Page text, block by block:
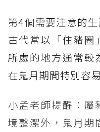
第4個需要注意的
古代常以「住豬圈
所處的地方通常較
在鬼月期間特別容
小孟老師提醒：屬
境整潔外，鬼月期